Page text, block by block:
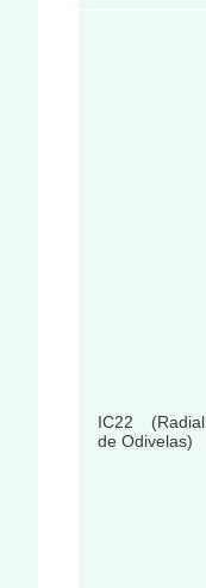
IC22 (Radial
de Odivelas)